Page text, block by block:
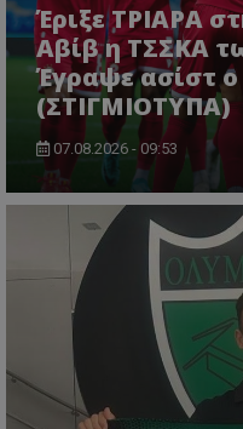
Έριξε ΤΡΙΑΡΑ
Αβίβ η ΤΣΣΚΑ
Έγραψε ασίστ
(ΣΤΙΓΜΙΟΤΥΠΑ)
07.08.2026 - 09:53